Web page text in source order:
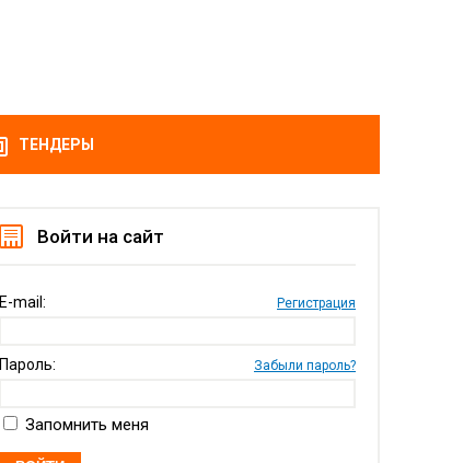
ТЕНДЕРЫ
Войти на сайт
E-mail: Регистрация
Пароль: Забыли пароль?
Запомнить меня